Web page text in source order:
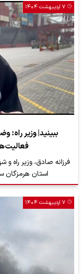
۷ اردیبهشت ۱۴۰۴
ببینید| وزیر
فرزانه صادق، وزیر راه
استان هرمزگان
۷ اردیبهشت ۱۴۰۴